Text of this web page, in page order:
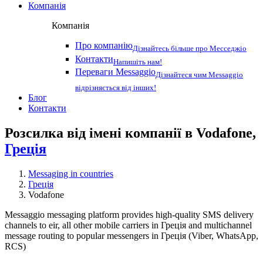
Компанія
Компанія
Про компаніюДізнайтесь більше про Месседжіо
КонтактиНапишіть нам!
Переваги MessaggioДізнайтеся чим Messaggio
відрізняється від інших!
Блог
Контакти
Розсилка від імені компанії в Vodafone,
Греція
Messaging in countries
Греція
Vodafone
Messaggio messaging platform provides high-quality SMS delivery
channels to eir, all other mobile carriers in Греція and multichannel
message routing to popular messengers in Греція (Viber, WhatsApp,
RCS)